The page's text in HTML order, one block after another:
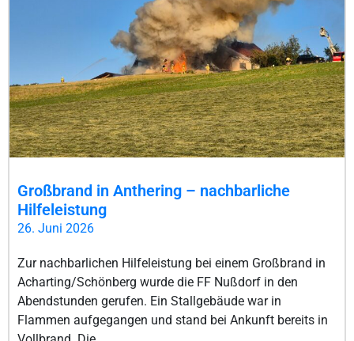
Großbrand in Anthering – nachbarliche
Hilfeleistung
26. Juni 2026
Zur nachbarlichen Hilfeleistung bei einem Großbrand in
Acharting/Schönberg wurde die FF Nußdorf in den
Abendstunden gerufen. Ein Stallgebäude war in
Flammen aufgegangen und stand bei Ankunft bereits in